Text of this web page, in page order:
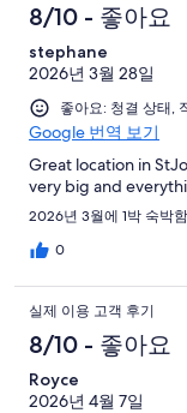
8/10 - 좋아요
stephane
2026년 3월 28일
좋아요: 청결 상태,
Google 번역 보기
Great location in
very big and
2026년 3월에 1박 숙박함
0
실제 이용 고객 후기
8/10 - 좋아요
Royce
2026년 4월 7일